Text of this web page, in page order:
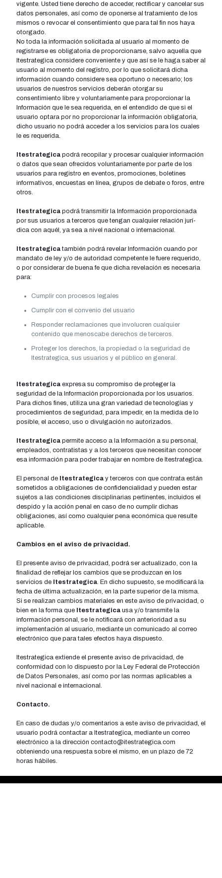
vigente. Usted tiene derecho de acceder, rectificar y cancelar sus
datos personales, así­ como de oponerse al tratamiento de los
mismos o revocar el consentimiento que para tal fin nos haya
otorgado.
No toda la información solicitada al usuario al momento de
registrarse es obligatoria de proporcionarse, salvo aquella que
Itestrategica considere conveniente y que así­ se le haga saber al
usuario al momento del registro, por lo que solicitará dicha
información cuando considere sea oportuno o necesario; los
usuarios de nuestros servicios deberán otorgar su
consentimiento libre y voluntariamente para proporcionar la
Información que le sea requerida, en el entendido de que si el
usuario optara por no proporcionar la información obligatoria,
dicho usuario no podrá acceder a los servicios para los cuales
le es requerida.
Itestrategica podrá recopilar y procesar cualquier información
o datos que sean ofrecidos voluntariamente por parte de los
usuarios para registro en eventos, promociones, boletines
informativos, encuestas en lí­nea, grupos de debate o foros, entre
otros.
Itestrategica podrá transmitir la Información proporcionada
por sus usuarios a terceros que tengan cualquier relación jurí­
dica con aquél, ya sea a nivel nacional o internacional.
Itestrategica también podrá revelar Información cuando por
mandato de ley y/o de autoridad competente le fuere requerido,
o por considerar de buena fe que dicha revelación es necesaria
para:
Cumplir con procesos legales
Cumplir con el convenio del usuario
Responder reclamaciones que involucren cualquier
contenido que menoscabe derechos de terceros.
Proteger los derechos, la propiedad o la seguridad de
Itestrategica, sus usuarios y el público en general.
Itestrategica expresa su compromiso de proteger la
seguridad de la Información proporcionada por los usuarios.
Para dichos fines, utiliza una gran variedad de tecnologí­as y
procedimientos de seguridad, para impedir, en la medida de lo
posible, el acceso, uso o divulgación no autorizados.
Itestrategica permite acceso a la Información a su personal,
empleados, contratistas y a los terceros que necesitan conocer
esa información para poder trabajar en nombre de Itestrategica.
El personal de Itestrategica y terceros con que contrata están
sometidos a obligaciones de confidencialidad y pueden estar
sujetos a las condiciones disciplinarias pertinentes, incluidos el
despido y la acción penal en caso de no cumplir dichas
obligaciones, así­ como cualquier pena económica que resulte
aplicable.
Cambios en el aviso de privacidad.
El presente aviso de privacidad, podrá ser actualizado, con la
finalidad de reflejar los cambios que se produzcan en los
servicios de Itestrategica. En dicho supuesto, se modificará la
fecha de última actualización, en la parte superior de la misma.
Si se realizan cambios materiales en este aviso de privacidad, o
bien en la forma que Itestrategica usa y/o transmite la
información personal, se le notificará con anterioridad a su
implementación al usuario, mediante un comunicado al correo
electrónico que para tales efectos haya dispuesto.
Itestrategica extiende el presente aviso de privacidad, de
conformidad con lo dispuesto por la Ley Federal de Protección
de Datos Personales, así­ como por las normas aplicables a
nivel nacional e internacional.
Contacto.
En caso de dudas y/o comentarios a este aviso de privacidad, el
usuario podrá contactar a Itestrategica, mediante un correo
electrónico a la dirección contacto@itestrategica.com
obteniendo una respuesta sobre el mismo, en un plazo de 72
horas hábiles.